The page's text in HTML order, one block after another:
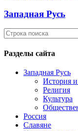
Западная Русь
Разделы сайта
Западная Русь
История
Религия
Культура
Россия
Славяне